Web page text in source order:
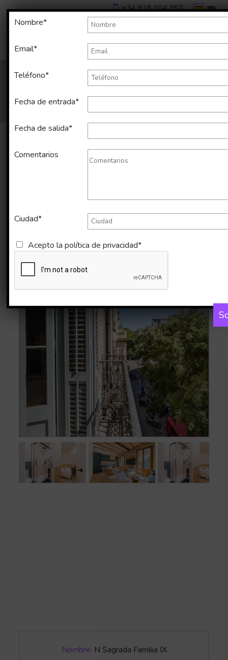
+34 918 104 357
en Eixample de 69 m2
Imágenes Mapa
Nombre: N Sagrada Familia IX
Nombre*
Email*
Teléfono*
Fecha de entrada*
Fecha de salida*
Comentarios
Ciudad*
Acepto lapolítica de privacidad*